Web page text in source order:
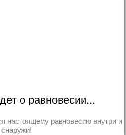
о равновесии...
настоящему равновесию внутри и
снаружи!